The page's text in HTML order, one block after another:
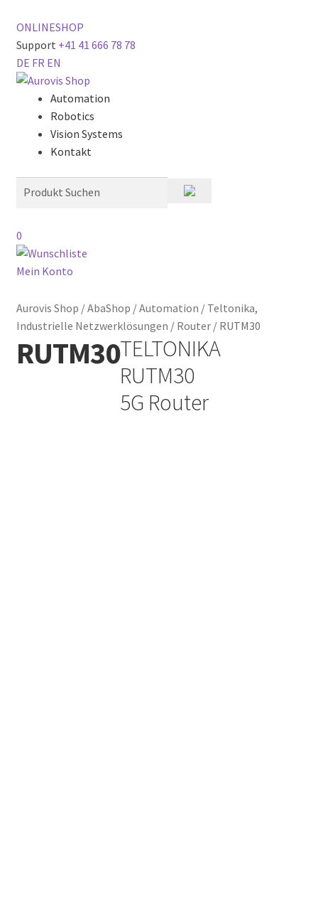
ONLINESHOP
Support +41 41 666 78 78
DE FR EN
Automation
Robotics
Vision Systems
Kontakt
0
Mein Konto
Aurovis Shop /AbaShop /Automation / Teltonika,
Industrielle Netzwerklösungen / Router/ RUTM30
RUTM30TELTONIKA
RUTM30
5G Router